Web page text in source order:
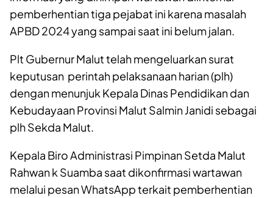
pemberhentian tiga pejabat ini karena masalah
APBD 2024 yang sampai saat ini belum jalan.
Plt Gubernur Malut telah mengeluarkan surat
keputusan perintah pelaksanaan harian (plh)
dengan menunjuk Kepala Dinas Pendidikan dan
Kebudayaan Provinsi Malut Salmin Janidi sebagai
plh Sekda Malut.
Kepala Biro Administrasi Pimpinan Setda Malut
Rahwan k Suamba saat dikonfirmasi wartawan
melalui pesan WhatsApp terkait pemberhentian